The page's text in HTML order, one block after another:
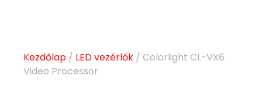
Kezdőlap / LED vezérlők / Colorlight CL-VX6
Video Processor